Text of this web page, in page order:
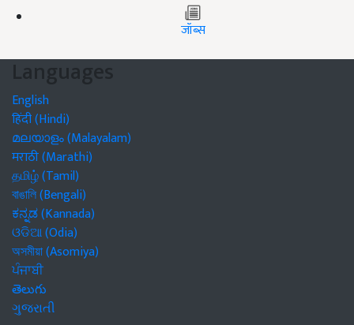
जॉब्स
Languages
English
हिंदी (Hindi)
മലയാളം (Malayalam)
मराठी (Marathi)
தமிழ் (Tamil)
বাঙালি (Bengali)
ಕನ್ನಡ (Kannada)
ଓଡିଆ (Odia)
অসমীয়া (Asomiya)
ਪੰਜਾਬੀ
తెలుగు
ગુજરાતી